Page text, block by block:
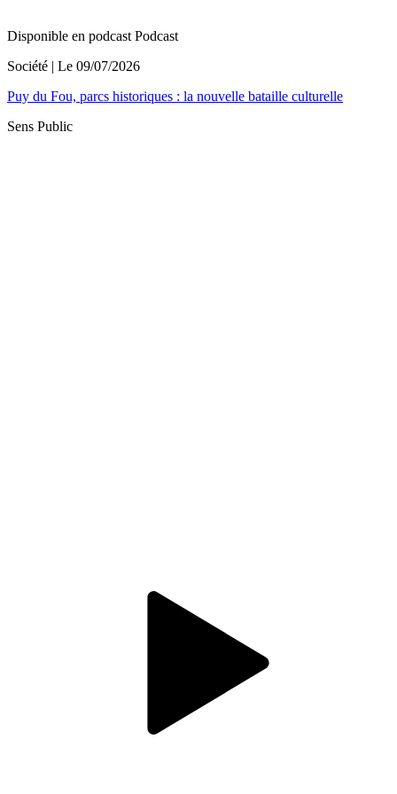
Disponible en podcast Podcast
Société | Le 09/07/2026
Puy du Fou, parcs historiques : la nouvelle bataille culturelle
Sens Public